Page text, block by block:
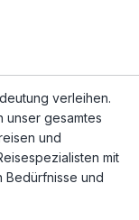
verleihen.
unser gesamtes
und
mit
Bedürfnisse und